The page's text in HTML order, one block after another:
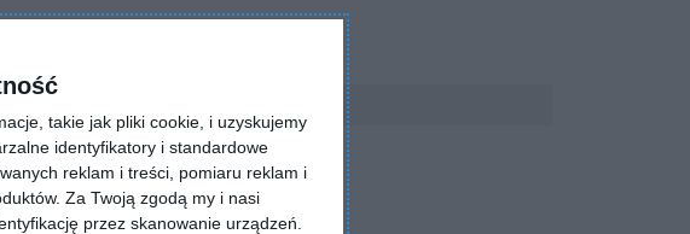
takie jak pliki cookie, i uzyskujemy
identyfikatory i standardowe
reklam i treści, pomiaru reklam i
Za Twoją zgodą my i nasi
przez skanowanie urządzeń.